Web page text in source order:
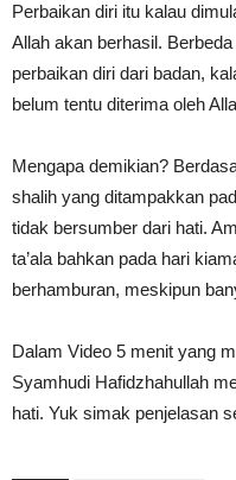
Perbaikan diri itu kalau
Allah akan berhasil.
perbaikan diri dari badan,
belum tentu diterima oleh
Mengapa demikian?
shalih yang ditampakkan
tidak bersumber dari hati.
ta’ala bahkan pada hari
berhamburan, meskipun
Dalam Video 5 menit yang
Syamhudi Hafidzhahullah
hati. Yuk simak penjelasan